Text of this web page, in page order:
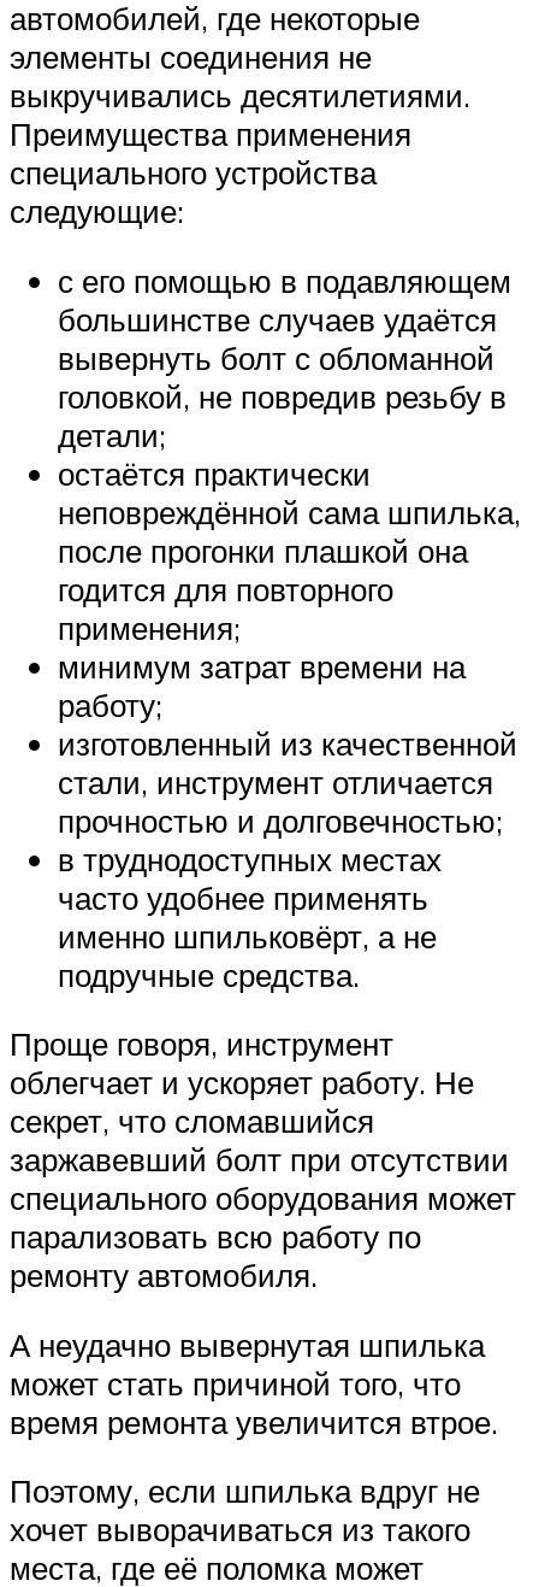
автомобилей, где некоторые
элементы соединения не
выкручивались десятилетиями.
Преимущества применения
специального устройства
следующие:
с его помощью в подавляющем
большинстве случаев удаётся
вывернуть болт с обломанной
головкой, не повредив резьбу в
детали;
остаётся практически
неповреждённой сама шпилька,
после прогонки плашкой она
годится для повторного
применения;
минимум затрат времени на
работу;
изготовленный из качественной
стали, инструмент отличается
прочностью и долговечностью;
в труднодоступных местах
часто удобнее применять
именно шпильковёрт, а не
подручные средства.
Проще говоря, инструмент
облегчает и ускоряет работу. Не
секрет, что сломавшийся
заржавевший болт при отсутствии
специального оборудования может
парализовать всю работу по
ремонту автомобиля.
А неудачно вывернутая шпилька
может стать причиной того, что
время ремонта увеличится втрое.
Поэтому, если шпилька вдруг не
хочет выворачиваться из такого
места, где её поломка может